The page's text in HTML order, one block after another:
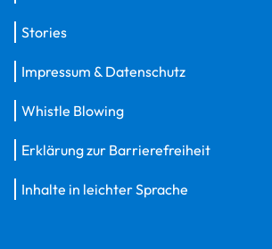
Stories
Impressum & Datenschutz
Whistle Blowing
Erklärung zur Barrierefreiheit
Inhalte in leichter Sprache